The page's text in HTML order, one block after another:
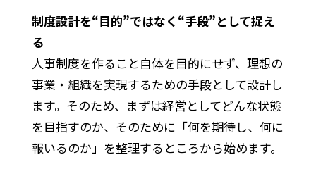
制度設計を“目的”ではなく“手段”として捉え
る
人事制度を作ること自体を目的にせず、理想の
事業・組織を実現するための手段として設計し
ます。そのため、まずは経営としてどんな状態
を目指すのか、そのために「何を期待し、何に
報いるのか」を整理するところから始めます。